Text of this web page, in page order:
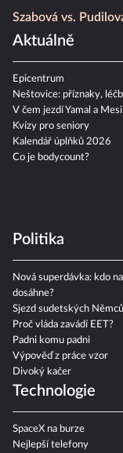
Szabová vs.
Aktuálně
Epicentrum
Neštovice: příznaky,
V čem jezdí Yamal a
Kvízy pro seniory
Kalendář úplňků 2026
Co je bodycount?
Politika
Nová superdávka: kdo
dosáhne?
Sjezd sudetských Němců
Proč vláda zavádí EET?
Padni komu padni
Výpověď z práce vzor
Divoký kačer
Technologie
SpaceX na burze
Nejlepší telefony